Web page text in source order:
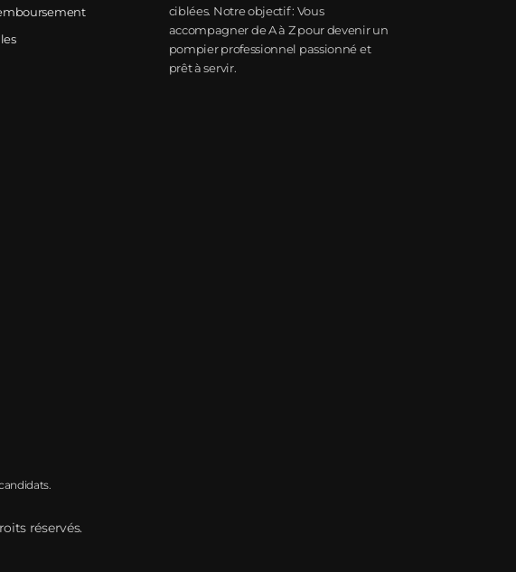
ciblées. Notre objectif : Vous
accompagner de A à Z pour devenir un
pompier professionnel passionné et
prêt à servir.
réservés.